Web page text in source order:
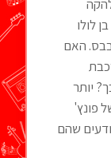
לולו
בבס. האם
יותר
פונץ'
שהם